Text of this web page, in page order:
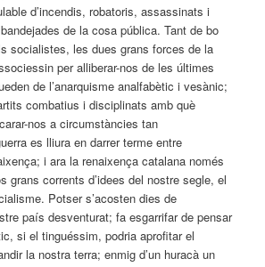
d’incendis, robatoris, assassinats i
de la cosa pública. Tant de bo
socialistes, les dues grans forces de la
per alliberar-nos de les últimes
de l’anarquisme analfabètic i vesànic;
combatius i disciplinats amb què
nos a circumstàncies tan
es lliura en darrer terme entre
i ara la renaixença catalana només
grans cor­rents d’idees del nostre segle, el
Potser s’acosten dies de
país desventurat; fa esgarrifar de pensar
si el tinguéssim, podria aprofitar el
la nostra terra; enmig d’un huracà un